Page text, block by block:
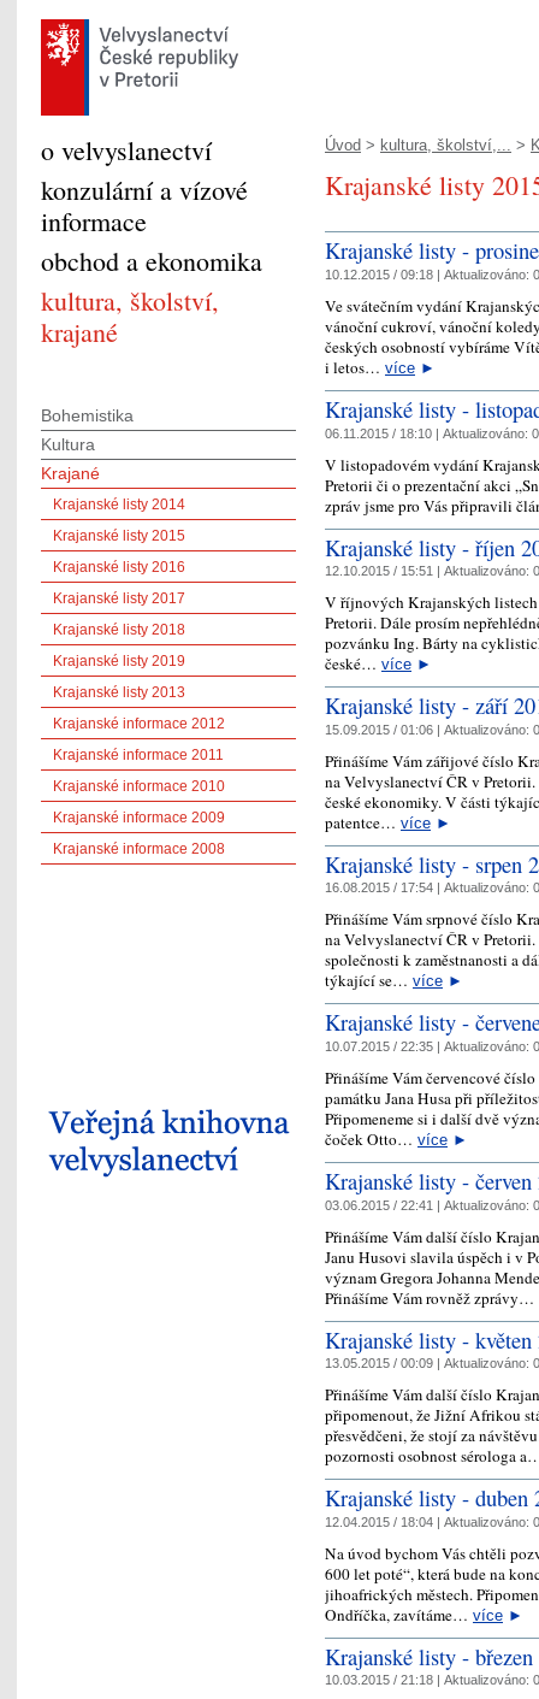
Úvod > kultura, školství,... >
Krajanské listy
Krajanské listy -
10.12.2015 / 09:18 | Aktualizováno:
Ve svátečním vydání
vánoční cukroví, vánoční
českých osobností vybíráme
i letos… více ►
Krajanské listy -
06.11.2015 / 18:10 | Aktualizováno:
V listopadovém vydání
Pretorii či o prezentační akci
zpráv jsme pro Vás připravili
Krajanské listy - říjen
12.10.2015 / 15:51 | Aktualizováno:
V říjnových Krajanských
Pretorii. Dále prosím
pozvánku Ing. Bárty na
české… více ►
Krajanské listy - září
15.09.2015 / 01:06 | Aktualizováno:
Přinášíme Vám zářijové číslo
na Velvyslanectví ČR v
české ekonomiky. V části
patentce… více ►
Krajanské listy - srpen
16.08.2015 / 17:54 | Aktualizováno:
Přinášíme Vám srpnové číslo
na Velvyslanectví ČR v Pretorii.
společnosti k zaměstnanosti a
týkající se… více ►
Krajanské listy -
10.07.2015 / 22:35 | Aktualizováno:
Přinášíme Vám červencové
památku Jana Husa při
Připomeneme si i další dvě
čoček Otto… více ►
Krajanské listy - červen
03.06.2015 / 22:41 | Aktualizováno:
Přinášíme Vám další číslo
Janu Husovi slavila úspěch i v
význam Gregora Johanna
Přinášíme Vám rovněž zprávy…
Krajanské listy - květen
13.05.2015 / 00:09 | Aktualizováno:
Přinášíme Vám další číslo
připomenout, že Jižní Afrikou
přesvědčeni, že stojí za
pozornosti osobnost sérologa
Krajanské listy - duben
12.04.2015 / 18:04 | Aktualizováno:
Na úvod bychom Vás chtěli
600 let poté“, která bude na
jihoafrických městech.
Ondříčka, zavítáme… více ►
Krajanské listy - březen
10.03.2015 / 21:18 | Aktualizováno:
o velvyslanectví
konzulární a vízové
informace
obchod a ekonomika
kultura, školství,
krajané
Bohemistika
Kultura
Krajané
Krajanské listy 2014
Krajanské listy 2015
Krajanské listy 2016
Krajanské listy 2017
Krajanské listy 2018
Krajanské listy 2019
Krajanské listy 2013
Krajanské informace 2012
Krajanské informace 2011
Krajanské informace 2010
Krajanské informace 2009
Krajanské informace 2008